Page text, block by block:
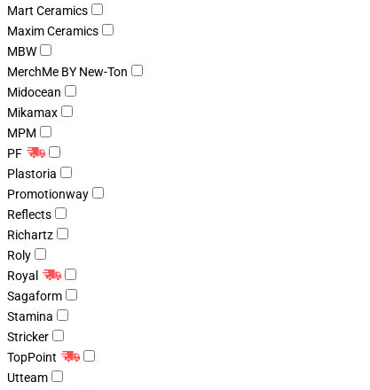
Mart Ceramics
Maxim Ceramics
MBW
MerchMe BY New-Ton
Midocean
Mikamax
MPM
PF
Plastoria
Promotionway
Reflects
Richartz
Roly
Royal
Sagaform
Stamina
Stricker
TopPoint
Utteam